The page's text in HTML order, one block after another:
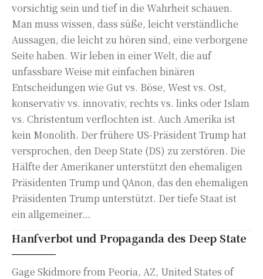
vorsichtig sein und tief in die Wahrheit schauen.
Man muss wissen, dass süße, leicht verständliche
Aussagen, die leicht zu hören sind, eine verborgene
Seite haben. Wir leben in einer Welt, die auf
unfassbare Weise mit einfachen binären
Entscheidungen wie Gut vs. Böse, West vs. Ost,
konservativ vs. innovativ, rechts vs. links oder Islam
vs. Christentum verflochten ist. Auch Amerika ist
kein Monolith. Der frühere US-Präsident Trump hat
versprochen, den Deep State (DS) zu zerstören. Die
Hälfte der Amerikaner unterstützt den ehemaligen
Präsidenten Trump und QAnon, das den ehemaligen
Präsidenten Trump unterstützt. Der tiefe Staat ist
ein allgemeiner…
Hanfverbot und Propaganda des Deep State
Gage Skidmore from Peoria, AZ, United States of